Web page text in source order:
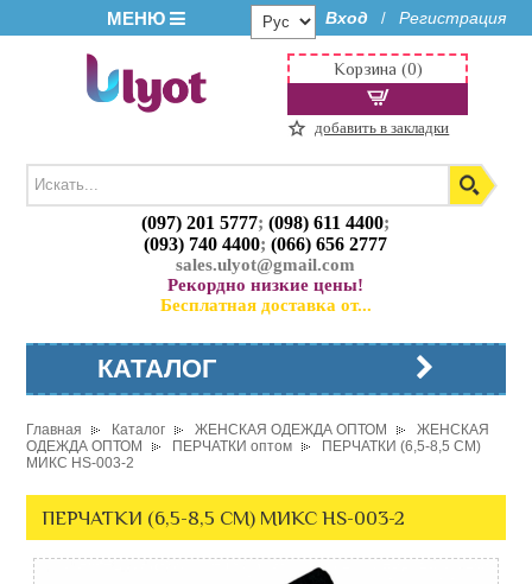
МЕНЮ Вход / Регистрация
(097) 201 5777;(098) 611 4400;
(093) 740 4400;(066) 656 2777
sales.ulyot@gmail.com
Рекордно низкие цены!
Бесплатная доставка от...
Корзина (0)
добавить в закладки
КАТАЛОГ
Главная Каталог ЖЕНСКАЯ ОДЕЖДА ОПТОМ
ЖЕНСКАЯ
ОДЕЖДА ОПТОМ
ПЕРЧАТКИ оптом
ПЕРЧАТКИ (6,5-8,5 СМ)
МИКС HS-003-2
ПЕРЧАТКИ (6,5-8,5 СМ) МИКС HS-003-2